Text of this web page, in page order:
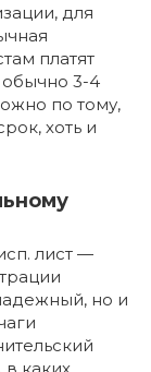
для
платят
обычно 3-4
по тому,
хоть и
лист —
но и
в каких